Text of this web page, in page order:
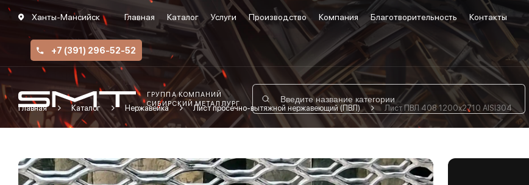
Ханты-Мансийск Главная Каталог Услуги Производство Компания Благотворительность Контакты
+7 (391) 296-52-52
ГРУППА КОМПАНИЙ
СИБИРСКИЙ МЕТАЛЛУРГ
Главная Каталог Нержавейка Лист просечно-вытяжной нержавеющий (ПВЛ) Лист ПВЛ 408 1200х2710 AISI304